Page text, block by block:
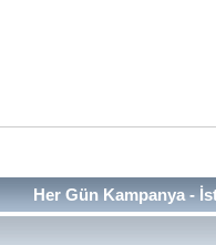
Her Gün Kampanya -